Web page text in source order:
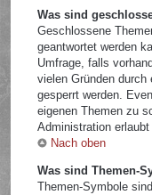
Was sind
Geschlossene
geantwortet werden
Umfrage, falls
vielen Gründen durch
gesperrt werden.
eigenen Themen zu
Administration erlaubt
Nach oben
Was sind Themen-
Themen-Symbole